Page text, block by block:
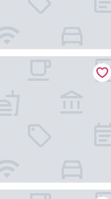
& Convention Hotel